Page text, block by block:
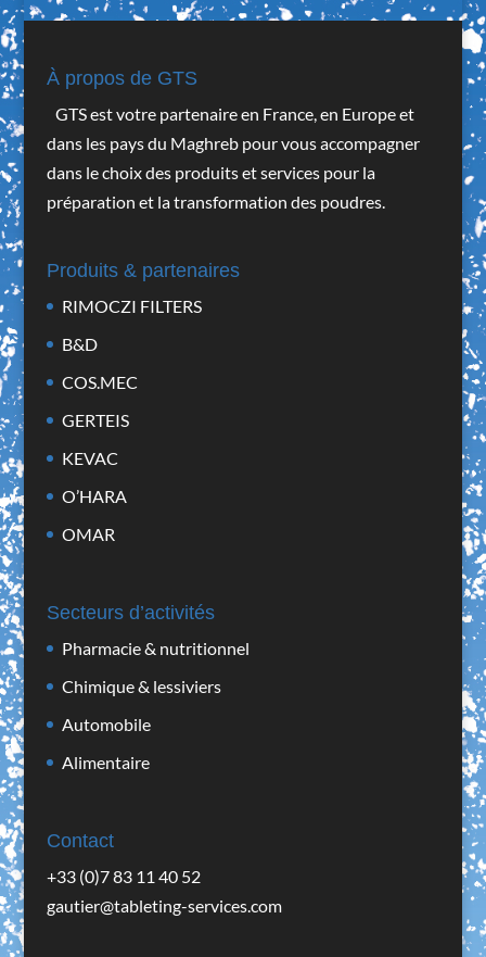
À propos de GTS
GTS est votre partenaire en France, en Europe et
dans les pays du Maghreb pour vous accompagner
dans le choix des produits et services pour la
préparation et la transformation des poudres.
Produits & partenaires
RIMOCZI FILTERS
B&D
COS.MEC
GERTEIS
KEVAC
O’HARA
OMAR
Secteurs d’activités
Pharmacie & nutritionnel
Chimique & lessiviers
Automobile
Alimentaire
Contact
+33 (0)7 83 11 40 52
gautier@tableting-services.com